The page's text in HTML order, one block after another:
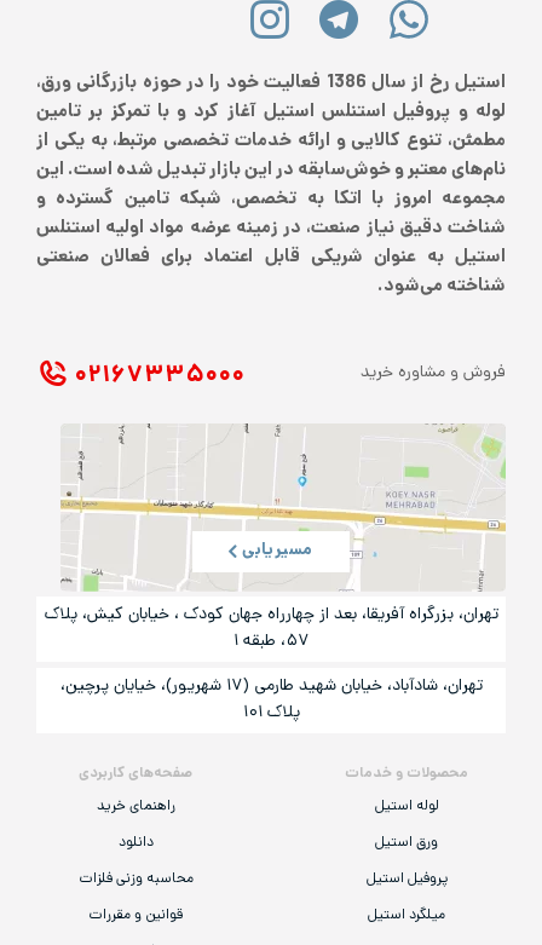
استیل رخ از سال 1386 فعالیت خود را در حوزه بازرگانی ورق،
لوله و پروفیل استنلس استیل آغاز کرد و با تمرکز بر تامین
مطمئن، تنوع کالایی و ارائه خدمات تخصصی مرتبط، به یکی از
نام‌های معتبر و خوش‌سابقه در این بازار تبدیل شده است. این
مجموعه امروز با اتکا به تخصص، شبکه تامین گسترده و
شناخت دقیق نیاز صنعت، در زمینه عرضه مواد اولیه استنلس
استیل به عنوان شریکی قابل اعتماد برای فعالان صنعتی
شناخته می‌شود.
محصولات و خدمات
لوله استیل
ورق استیل
پروفیل استیل
میلگرد استیل
صفحه‌های کاربردی
راهنمای خرید
دانلود
محاسبه وزنی فلزات
قوانین و مقررات
فروش و مشاوره خرید ۰۲۱ ۶۷۳۳۵۰۰۰
مسیریابی
تهران، بزرگراه آفریقا، بعد از چهارراه جهان کودک ، خیابان کیش، پلاک
۵۷، طبقه ۱
تهران، شادآباد، خیابان شهید طارمی (۱۷ شهریور)، خیایان پرچین،
پلاک ۱۰۱